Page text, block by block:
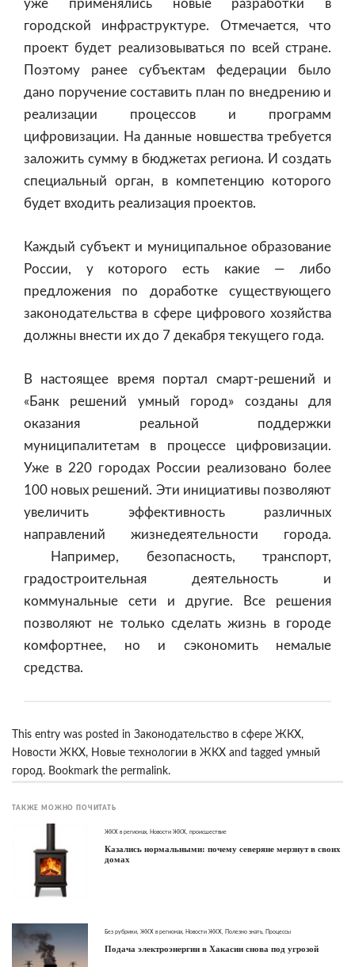
уже применялись новые разработки в
городской инфраструктуре. Отмечается, что
проект будет реализовываться по всей стране.
Поэтому ранее субъектам федерации было
дано поручение составить план по внедрению и
реализации процессов и программ
цифровизации. На данные новшества требуется
заложить сумму в бюджетах региона. И создать
специальный орган, в компетенцию которого
будет входить реализация проектов.
Каждый субъект и муниципальное образование
России, у которого есть какие — либо
предложения по доработке существующего
законодательства в сфере цифрового хозяйства
должны внести их до 7 декабря текущего года.
В настоящее время портал смарт-решений и
«Банк решений умный город» созданы для
оказания реальной поддержки
муниципалитетам в процессе цифровизации.
Уже в 220 городах России реализовано более
100 новых решений. Эти инициативы позволяют
увеличить эффективность различных
направлений жизнедеятельности города.
Например, безопасность, транспорт,
градостроительная деятельность и
коммунальные сети и другие. Все решения
позволяют не только сделать жизнь в городе
комфортнее, но и сэкономить немалые
средства.
This entry was posted in Законодательство в сфере ЖКХ,
Новости ЖКХ, Новые технологии в ЖКХ and tagged умный
город. Bookmark the permalink.
ТАКЖЕ МОЖНО ПОЧИТАТЬ
ЖКХ в регионах Новости ЖКХ происшествие
Казались нормальными: почему северяне мерзнут в своих
домах
Без рубрики ЖКХ в регионах Новости ЖКХ Полезно знать, Процессы
Подача электроэнергии в Хакасии снова под угрозой